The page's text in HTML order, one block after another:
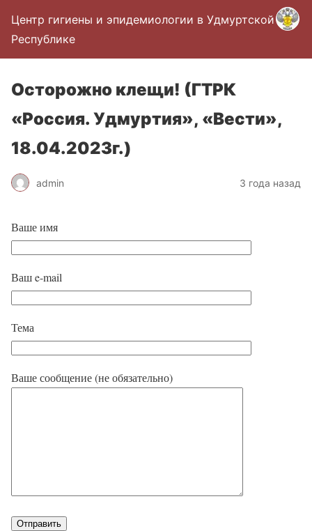
Центр гигиены и эпидемиологии в Удмуртской
Республике
Осторожно клещи! (ГТРК
«Россия. Удмуртия», «Вести»,
18.04.2023г.)
admin 3 года назад
Ваше имя
Ваш e-mail
Тема
Ваше сообщение (не обязательно)